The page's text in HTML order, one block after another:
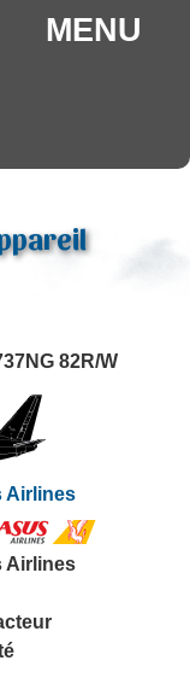
MENU
82R/W
Airlines
Airlines